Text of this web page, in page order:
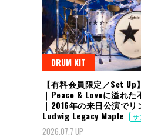
DRUM KIT
【有料会員限定／Set
｜Peace & Loveに溢れ
｜2016年の来日公演で
Ludwig Legacy Maple
サ
2026.07.7 UP